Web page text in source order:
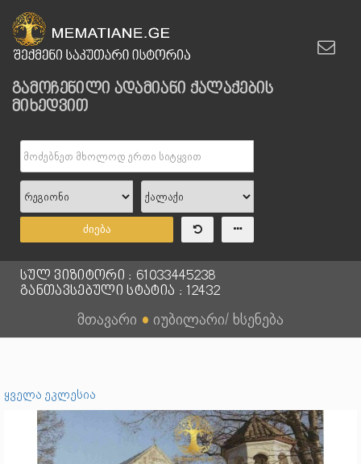
გამოჩენილი ადამიანი ქალაქების
მიხედვით
ძიება
სულ ვიზიტორი : 61033445238
განთავსებული სტატია : 12432
მთავარი ● იუბილარი/ ხსენება
ყველა ეკლესია